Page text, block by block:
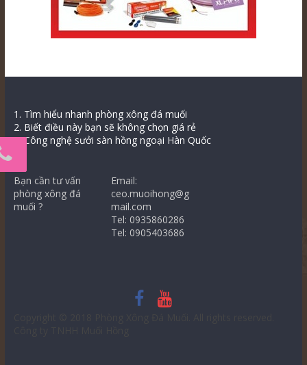
1. Tìm hiểu nhanh phòng xông đá muối
2. Biết điều này bạn sẽ không chọn giá rẻ
3. Công nghệ sưởi sàn hồng ngoại Hàn Quốc
Bạn cần tư vấn
phòng xông đá
muối ?
Email:
ceo.muoihong@g
mail.com
Tel: 0935860286
Tel: 0905403686